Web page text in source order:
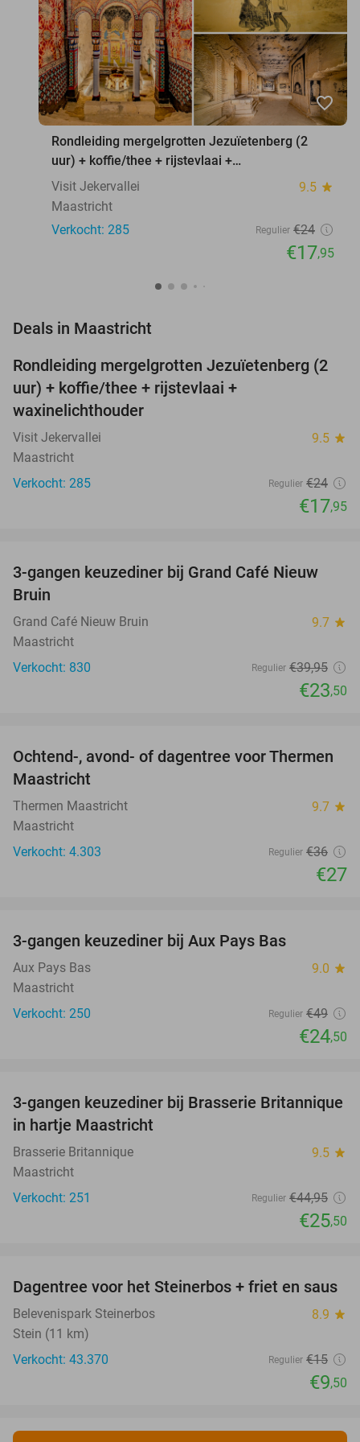
favorite_border
Rondleiding mergelgrotten Jezuïetenberg (2
uur) + koffie/thee + rijstevlaai +
waxinelichthouder
Visit Jekervallei 9.5 star
Maastricht
Verkocht: 285
Regulier €24
€17,95
Deals in Maastricht
25%
TODAY
Rondleiding mergelgrotten Jezuïetenberg (2
uur) + koffie/thee + rijstevlaai +
waxinelichthouder
Visit Jekervallei 9.5 star
Maastricht
Verkocht: 285
Regulier €24
€17,95
41%
3-gangen keuzediner bij Grand Café Nieuw
Bruin
Grand Café Nieuw Bruin 9.7 star
Maastricht
Verkocht: 830
Regulier €39,95
€23,50
25%
Ochtend-, avond- of dagentree voor Thermen
Maastricht
Thermen Maastricht 9.7 star
Maastricht
Verkocht: 4.303
Regulier €36
€27
3-gangen keuzediner bij Aux Pays Bas
Aux Pays Bas 9.0 star
Maastricht
Verkocht: 250
Regulier €49
€24,50
43%
3-gangen keuzediner bij Brasserie Britannique
in hartje Maastricht
Brasserie Britannique 9.5 star
Maastricht
Verkocht: 251
Regulier €44,95
€25,50
37%
Dagentree voor het Steinerbos + friet en saus
Belevenispark Steinerbos 8.9 star
Stein (11 km)
Verkocht: 43.370
Regulier €15
€9,50